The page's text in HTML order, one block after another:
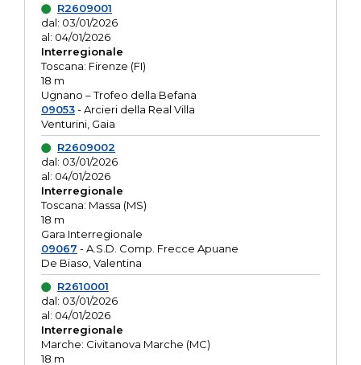
R2609001
dal: 03/01/2026
al: 04/01/2026
Interregionale
Toscana: Firenze (FI)
18 m
Ugnano – Trofeo della Befana
09053- Arcieri della Real Villa
Venturini, Gaia
R2609002
dal: 03/01/2026
al: 04/01/2026
Interregionale
Toscana: Massa (MS)
18 m
Gara Interregionale
09067 - A.S.D. Comp. Frecce Apuane
De Biaso, Valentina
R2610001
dal: 03/01/2026
al: 04/01/2026
Interregionale
Marche: Civitanova Marche (MC)
18 m